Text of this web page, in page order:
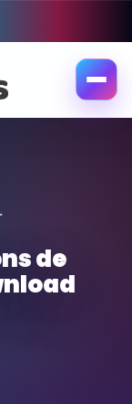
Abrir
de